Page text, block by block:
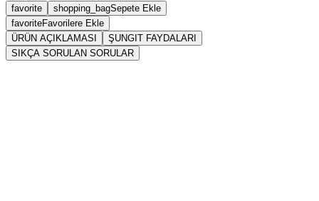
favorite shopping_bagSepete Ekle
favoriteFavorilere Ekle
ÜRÜN AÇIKLAMASI
ŞUNGIT FAYDALARI
SIKÇA SORULAN SORULAR